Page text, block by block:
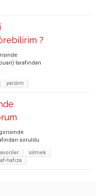
?
puan) tarafından
yardım
soruldu
silmek
hafıza